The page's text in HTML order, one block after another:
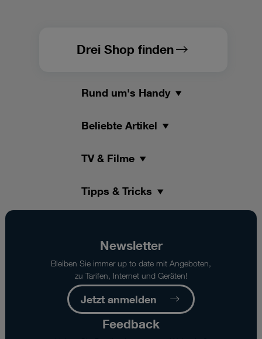
Drei Shop finden
Rund um's Handy
Beliebte Artikel
TV & Filme
Tipps & Tricks
Newsletter
Bleiben Sie immer up to date mit Angeboten,
zu Tarifen, Internet und Geräten!
Jetzt anmelden
Feedback